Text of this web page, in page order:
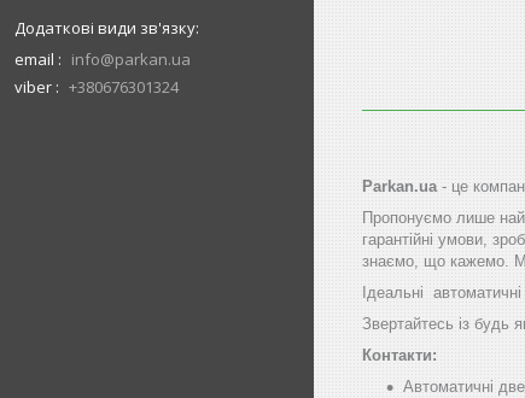
email
info@parkan.ua
viber
+380676301324
Parkan.ua- це
Пропонуємо лише
гарантійні умови,
знаємо, що кажемо.
Ідеальні
Звертайтесь із будь
Контакти:
Автоматичні